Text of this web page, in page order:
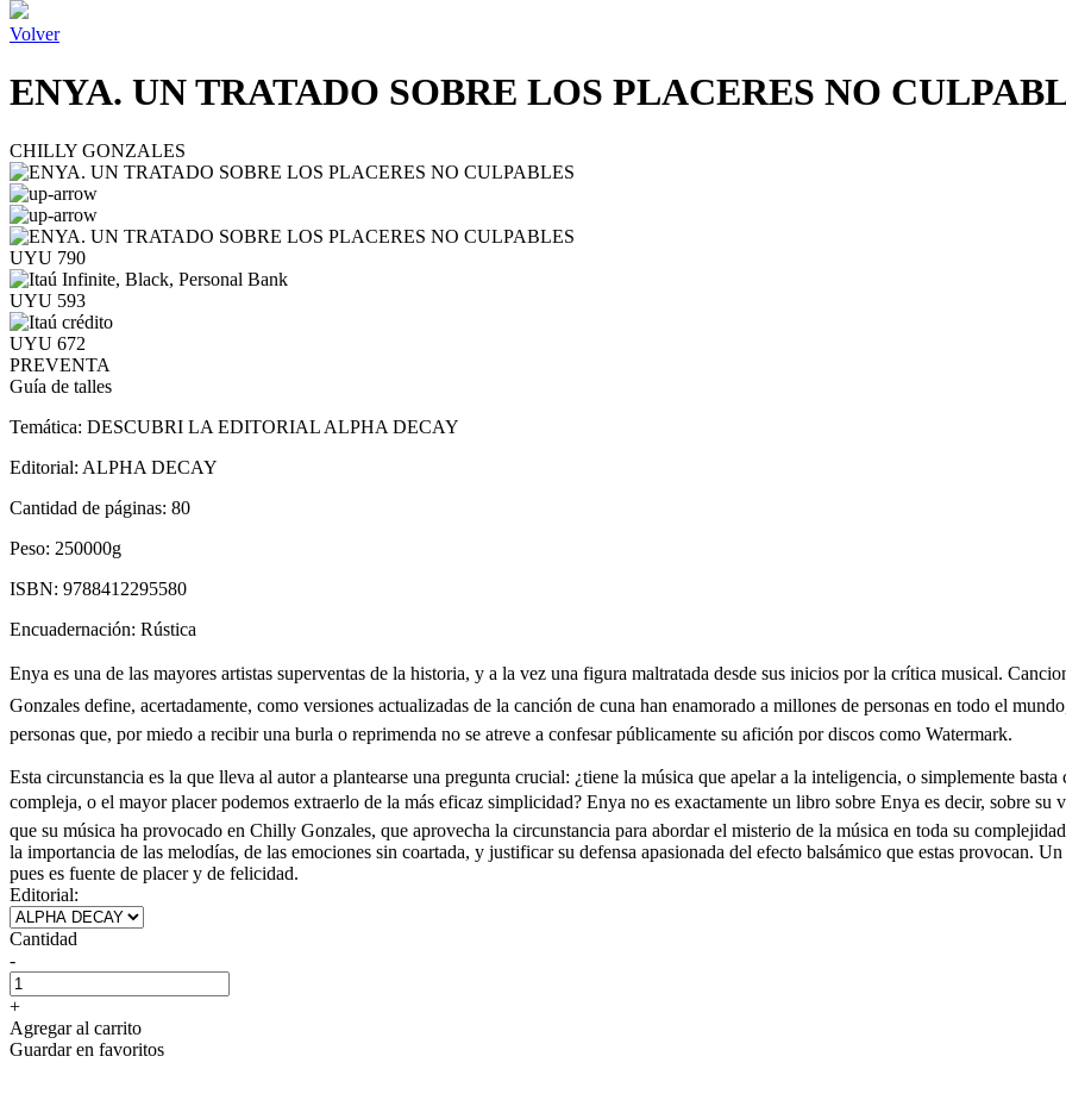
Volver
ENYA. UN TRATADO SOBRE LOS PLACERES NO
CHILLY GONZALES
UYU 790
UYU 593
UYU 672
PREVENTA
Guía de talles
Temática: DESCUBRI LA EDITORIAL ALPHA DECAY
Editorial: ALPHA DECAY
Cantidad de páginas: 80
Peso: 250000g
ISBN: 9788412295580
Encuadernación: Rústica
Enya es una de las mayores artistas superventas de la historia, y a la vez una figura maltratada desde sus inicios por la crítica musical.
Gonzales define, acertadamente, como versiones actualizadas de la canción de cuna han enamorado a millones de personas en todo el
personas que, por miedo a recibir una burla o reprimenda no se atreve a confesar públicamente su afición por discos como Watermark.
Esta circunstancia es la que lleva al autor a plantearse una pregunta crucial: ¿tiene la música que apelar a la inteligencia, o simplemente
compleja, o el mayor placer podemos extraerlo de la más eficaz simplicidad? Enya no es exactamente un libro sobre Enya es decir, sobre su
que su música ha provocado en Chilly Gonzales, que aprovecha la circunstancia para abordar el misterio de la música en toda su
la importancia de las melodías, de las emociones sin coartada, y justificar su defensa apasionada del efecto balsámico que estas provocan.
pues es fuente de placer y de felicidad.
Editorial:
Cantidad
-
+
Agregar al carrito
Guardar en favoritos